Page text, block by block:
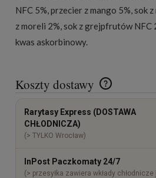
NFC 5%, przecier z mango 5%, sok
z moreli 2%, sok z grejpfrutów NFC
kwas askorbinowy.
Koszty dostawy
Cena nie zawiera ewentualnych kosztów
Rarytasy Express (DOSTAWA
CHŁODNICZA)
(> TYLKO Wrocław)
InPost Paczkomaty 24/7
(> przesyłka zawiera wkłady